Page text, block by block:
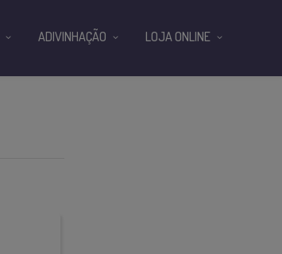
ADIVINHAÇÃO LOJA ONLINE